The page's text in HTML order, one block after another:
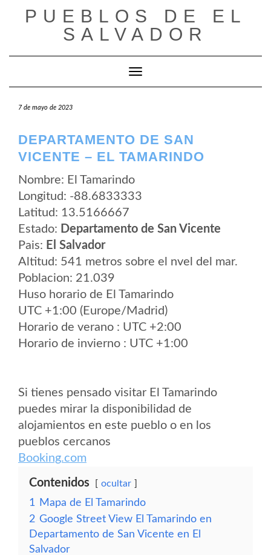
PUEBLOS DE EL
SALVADOR
Cambiar modo de navegación
7 de mayo de 2023
DEPARTAMENTO DE SAN
VICENTE – EL TAMARINDO
Nombre: El Tamarindo
Longitud: -88.6833333
Latitud: 13.5166667
Estado: Departamento de San Vicente
Pais: El Salvador
Altitud: 541 metros sobre el nvel del mar.
Poblacion: 21.039
Huso horario de El Tamarindo
UTC +1:00 (Europe/Madrid)
Horario de verano : UTC +2:00
Horario de invierno : UTC +1:00
Si tienes pensado visitar El Tamarindo
puedes mirar la disponibilidad de
alojamientos en este pueblo o en los
pueblos cercanos
Booking.com
Contenidos ocultar
1
Mapa de El Tamarindo
2 Google Street View El Tamarindo en
Departamento de San Vicente en El
Salvador